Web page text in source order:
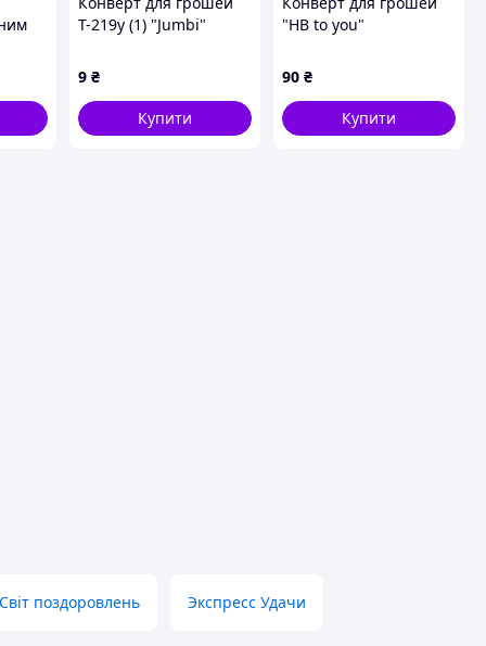
Т-219у (1) "Jumbi"
9 ₴
Купити
"HB to you"
90 ₴
Купити
Світ поздоровлень Экспресс Удачи